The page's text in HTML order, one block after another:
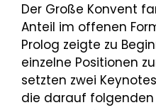
Der Große Konvent
Anteil im offenen
Prolog zeigte zu
einzelne Positionen
setzten zwei
die darauf